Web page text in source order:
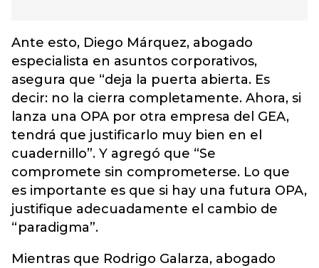
Ante esto, Diego Márquez, abogado
especialista en asuntos corporativos,
asegura que “deja la puerta abierta. Es
decir: no la cierra completamente. Ahora, si
lanza una OPA por otra empresa del GEA,
tendrá que justificarlo muy bien en el
cuadernillo”. Y agregó que “Se
compromete sin comprometerse. Lo que
es importante es que si hay una futura OPA,
justifique adecuadamente el cambio de
“paradigma”.
Mientras que Rodrigo Galarza, abogado